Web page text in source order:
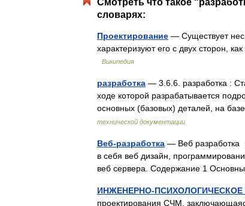
Смотреть что такое
словарях:
Проектирование — Существует
характеризуют его с двух сторон,
Википедия
разработка — 3.6.6. разработка :
ходе которой разрабатывается
основных (базовых) деталей, на
технической документации
Веб-разработка — Веб разработка
в себя веб дизайн,
веб сервера. Содержание 1
ИНЖЕНЕРНО-ПСИХОЛОГИЧЕСКОЕ
проектирования СЧМ,